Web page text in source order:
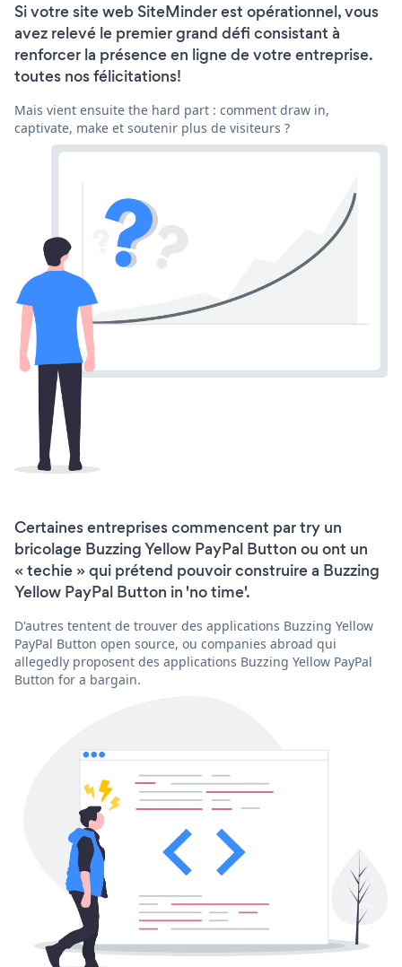
Si votre site web SiteMinder est opérationnel, vous
avez relevé le premier grand défi consistant à
renforcer la présence en ligne de votre entreprise.
toutes nos félicitations!
Mais vient ensuite the hard part : comment draw in,
captivate, make et soutenir plus de visiteurs ?
Certaines entreprises commencent par try un
bricolage Buzzing Yellow PayPal Button ou ont un
« techie » qui prétend pouvoir construire a Buzzing
Yellow PayPal Button in 'no time'.
D'autres tentent de trouver des applications Buzzing Yellow
PayPal Button open source, ou companies abroad qui
allegedly proposent des applications Buzzing Yellow PayPal
Button for a bargain.